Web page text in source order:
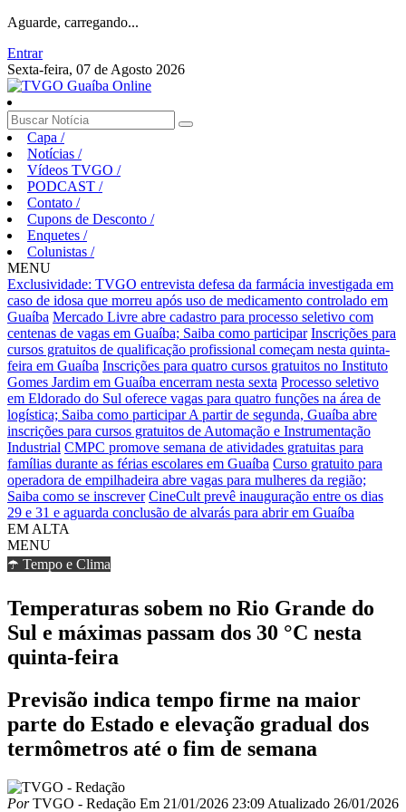
Aguarde, carregando...
Entrar
Sexta-feira, 07 de Agosto 2026
Capa /
Notícias /
Vídeos TVGO /
PODCAST /
Contato /
Cupons de Desconto /
Enquetes /
Colunistas /
MENU
Exclusividade: TVGO entrevista defesa da farmácia investigada em
caso de idosa que morreu após uso de medicamento controlado em
Guaíba Mercado Livre abre cadastro para processo seletivo com
centenas de vagas em Guaíba; Saiba como participar Inscrições para
cursos gratuitos de qualificação profissional começam nesta quinta-
feira em Guaíba Inscrições para quatro cursos gratuitos no Instituto
Gomes Jardim em Guaíba encerram nesta sexta Processo seletivo
em Eldorado do Sul oferece vagas para quatro funções na área de
logística; Saiba como participarA partir de segunda, Guaíba abre
inscrições para cursos gratuitos de Automação e Instrumentação
Industrial CMPC promove semana de atividades gratuitas para
famílias durante as férias escolares em Guaíba Curso gratuito para
operadora de empilhadeira abre vagas para mulheres da região;
Saiba como se inscrever CineCult prevê inauguração entre os dias
29 e 31 e aguarda conclusão de alvarás para abrir em Guaíba
EM ALTA
MENU
☂️ Tempo e Clima
Temperaturas sobem no Rio Grande do
Sul e máximas passam dos 30 °C nesta
quinta-feira
Previsão indica tempo firme na maior
parte do Estado e elevação gradual dos
termômetros até o fim de semana
PorTVGO - Redação Em 21/01/2026 23:09 Atualizado 26/01/2026